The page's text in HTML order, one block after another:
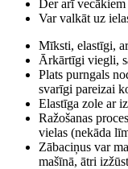
Der arī
Var valkāt uz
Mīksti, elastīgi,
Ārkārtīgi viegli,
Plats purngals
svarīgi pareizai
Elastīga zole ar
Ražošanas
vielas (nekāda
Zābaciņus var
mašīnā, ātri